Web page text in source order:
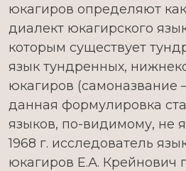
юкагиров определяют
диалект юкагирского
которым существует
язык тундренных,
юкагиров (самоназвание
данная формулировка
языков, по-видимому, не
1968 г. исследователь
юкагиров Е.А. Крейнович